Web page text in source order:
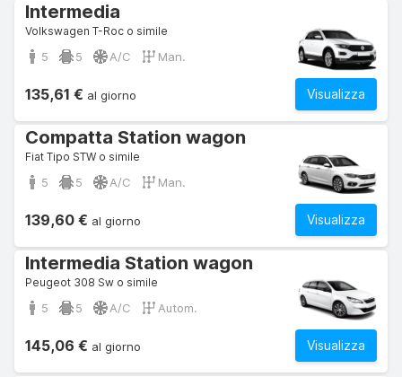
Intermedia
Volkswagen T-Roc o simile
5 5 A/C Man.
Visualizza
135,61 € al giorno
Compatta Station wagon
Fiat Tipo STW o simile
5 5 A/C Man.
Visualizza
139,60 € al giorno
Intermedia Station wagon
Peugeot 308 Sw o simile
5 5 A/C Autom.
Visualizza
145,06 € al giorno